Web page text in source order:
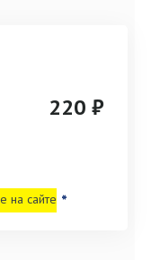
220 ₽
на сайте *